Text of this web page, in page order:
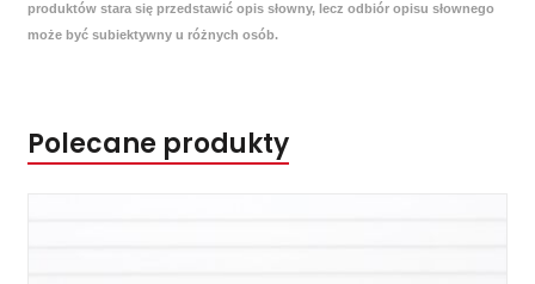
produktów stara się przedstawić opis słowny, lecz odbiór opisu słownego
może być subiektywny u różnych osób.
Polecane produkty